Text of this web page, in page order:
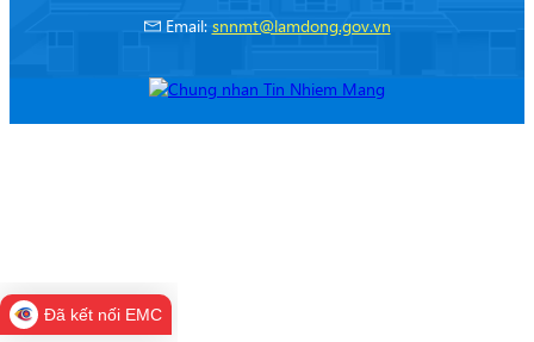
Email: snnmt@lamdong.gov.vn
Đã kết nối EMC